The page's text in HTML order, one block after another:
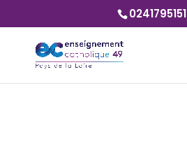
0241795151